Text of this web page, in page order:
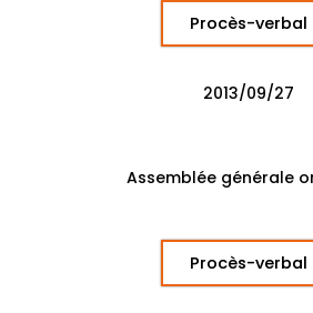
Procès-verbal
2013/09/27
Assemblée générale
Procès-verbal